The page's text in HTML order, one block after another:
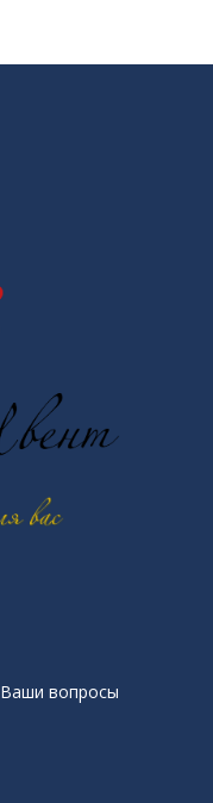
вопросы